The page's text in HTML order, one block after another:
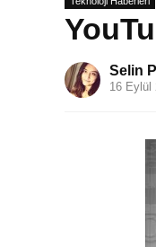
Selin
16 Eylül